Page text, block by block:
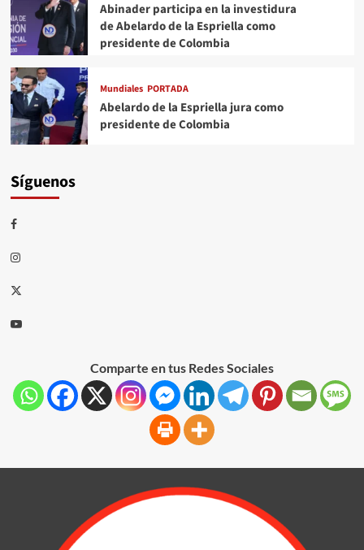
Abinader participa en la investidura
de Abelardo de la Espriella como
presidente de Colombia
Mundiales PORTADA
Abelardo de la Espriella jura como
presidente de Colombia
Síguenos
Comparte en tus Redes Sociales